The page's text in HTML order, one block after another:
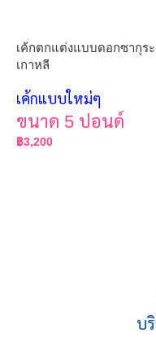
เค้กตกแต่งแบบดอกซากุระ
เกาหลี
เค้กแบบใหม่ๆ
ขนาด 5 ปอนด์
฿3,200
บ